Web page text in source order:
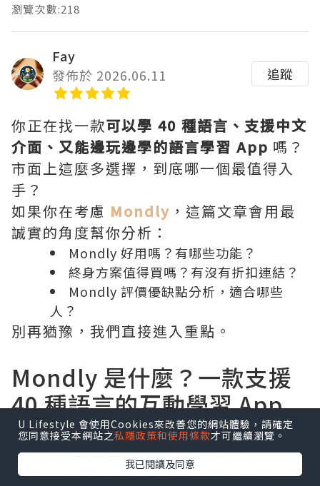
瀏覽次數:218
Fay
發佈於 2026.06.11
追蹤
你正在找一款可以學 40 種語言、支援中文
介面、又能邊玩邊學的語言學習 App 嗎？
市面上這麼多選擇，到底哪一個最值得入
手？
如果你在考慮 Mondly ，這篇文章會用最
誠實的角度幫你分析：
Mondly 好用嗎？有哪些功能？
終身方案值得買嗎？有沒有折扣連結？
Mondly 評價優缺點分析，適合哪些
人？
別再猶豫，我們直接進入重點。
Mondly 是什麼？一款支援
40 種語言的互動學習 App
Mondly 是由羅馬尼亞 ATi Studios 開發
的語言學習平台，支援 iOS、Android 與
電腦 Web 使用。自 2014 年推出以來，全
U Lifestyle 會使用Cookies來改善您的網站體驗，請確定
您同意接受本網站之私隱政策和使用條款才可繼續瀏覽。
我已閱讀及同意